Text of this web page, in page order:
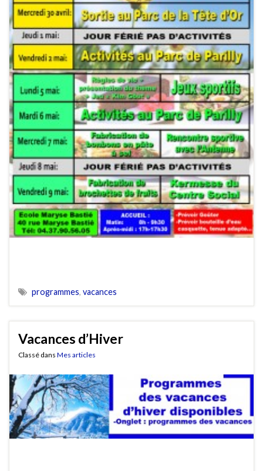
programmes, vacances
Vacances d’Hiver
Classé dans Mes articles